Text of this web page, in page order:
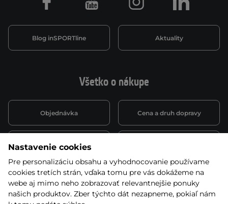
Všetko o nákupe
Objednávka Cena a druh dopravy
Spôsob platby
Montáž a servis Reklamácie a záruka
Blog inSPORTline Aktuality
Facebook Youtube Instagram LinkedIn
Nastavenie cookies
Pre personalizáciu obsahu a vyhodnocovanie používame
cookies tretích strán, vďaka tomu pre vás dokážeme na
webe aj mimo neho zobrazovať relevantnejšie ponuky
našich produktov. Zber týchto dát nezapneme, pokiaľ nám